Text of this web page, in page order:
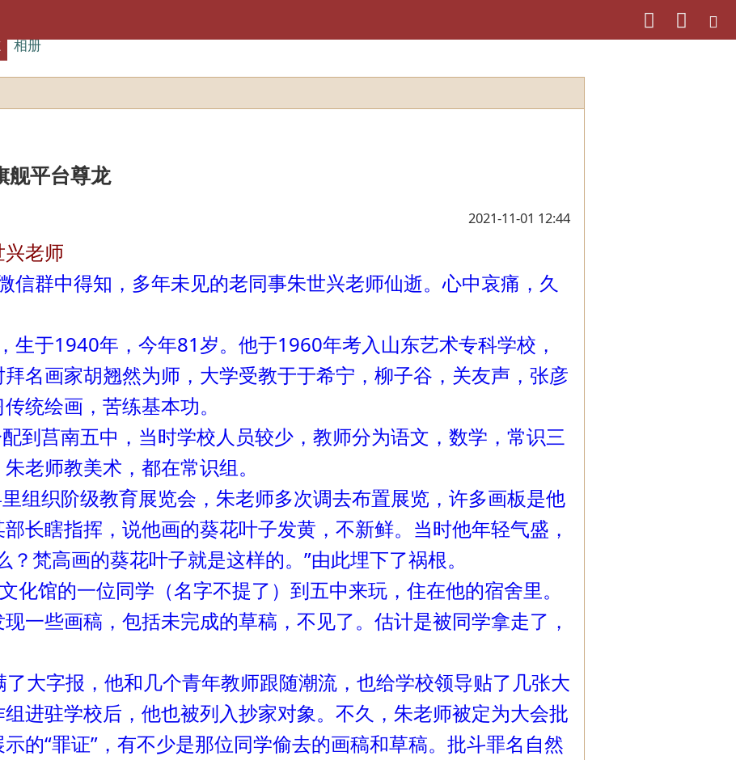
相册
舰平台尊龙
2021-11-01 12:44
师
中得知，多年未见的老同事朱世兴老师仙逝。心中哀痛，久
1940年，今年81岁。他于1960年考入山东艺术专科学校，
名画家胡翘然为师，大学受教于于希宁，柳子谷，关友声，张彦
统绘画，苦练基本功。
莒南五中，当时学校人员较少，教师分为语文，数学，常识三
老师教美术，都在常识组。
织阶级教育展览会，朱老师多次调去布置展览，许多画板是他
长瞎指挥，说他画的葵花叶子发黄，不新鲜。当时他年轻气盛，
？梵高画的葵花叶子就是这样的。”由此埋下了祸根。
的一位同学（名字不提了）到五中来玩，住在他的宿舍里。
一些画稿，包括未完成的草稿，不见了。估计是被同学拿走了，
字报，他和几个青年教师跟随潮流，也给学校领导贴了几张大
进驻学校后，他也被列入抄家对象。不久，朱老师被定为大会批
的“罪证”，有不少是那位同学偷去的画稿和草稿。批斗罪名自然